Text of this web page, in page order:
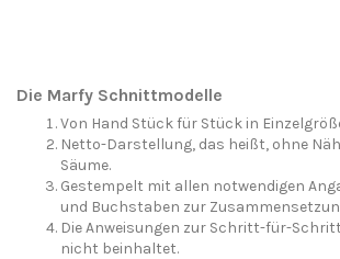
Die Marfy Schnittmodelle
Von Hand Stück für Stück in
Netto-Darstellung, das heißt, ohne
Säume.
Gestempelt mit allen notwendigen
und Buchstaben zur
Die Anweisungen zur Schritt-für-
nicht beinhaltet.